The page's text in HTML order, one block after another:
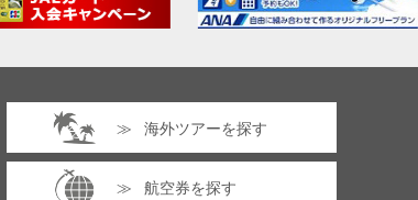
海外ツアーを探す
航空券を探す